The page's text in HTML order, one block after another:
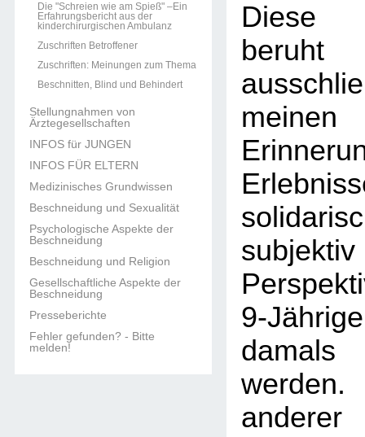
Die "Schreien wie am Spieß" –Ein
Erfahrungsbericht aus der
kinderchirurgischen Ambulanz
Zuschriften Betroffener
Zuschriften: Meinungen zum Thema
Beschnitten, Blind und Behindert
Stellungnahmen von
Ärztegesellschaften
INFOS für JUNGEN
INFOS FÜR ELTERN
Medizinisches Grundwissen
Beschneidung und Sexualität
Psychologische Aspekte der
Beschneidung
Beschneidung und Religion
Gesellschaftliche Aspekte der
Beschneidung
Presseberichte
Fehler gefunden? - Bitte
melden!
Diese
9-